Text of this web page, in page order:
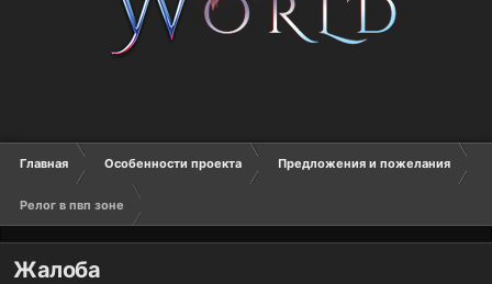
Главная Особенности проекта Предложения и пожелания
Релог в пвп зоне
Жалоба